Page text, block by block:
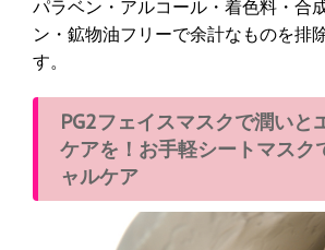
パラベン・アルコール・着色料・合
ン・鉱物油フリーで余計なものを排
す。
PG2フェイスマスクで潤いと
ケアを！お手軽シートマスク
ャルケア